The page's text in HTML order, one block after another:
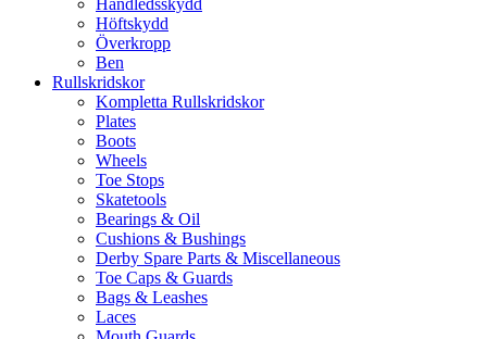
Höftskydd
Överkropp
Ben
Rullskridskor
Kompletta Rullskridskor
Plates
Boots
Wheels
Toe Stops
Skatetools
Bearings & Oil
Cushions & Bushings
Derby Spare Parts & Miscellaneous
Toe Caps & Guards
Bags & Leashes
Laces